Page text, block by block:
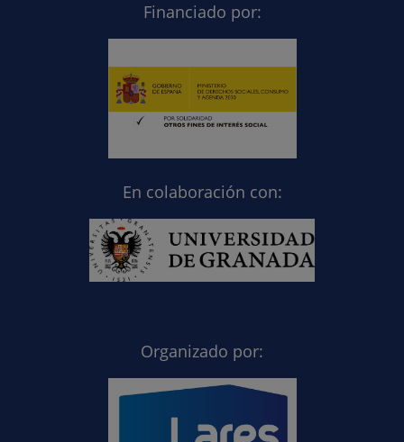
Financiado por:
En colaboración con:
Organizado por: